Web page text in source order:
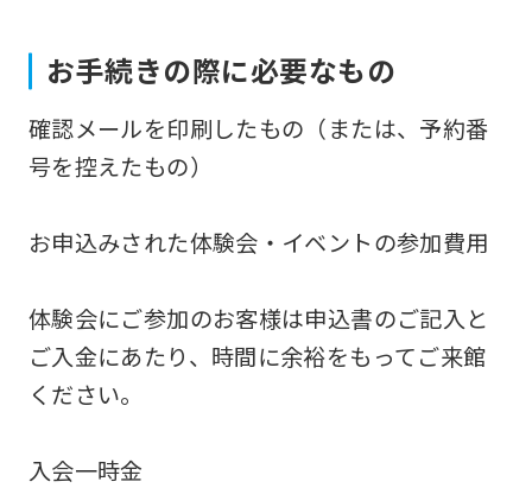
お手続きの際に必要なもの
確認メールを印刷したもの（または、予約番
号を控えたもの）
お申込みされた体験会・イベントの参加費用
体験会にご参加のお客様は申込書のご記入と
ご入金にあたり、時間に余裕をもってご来館
ください。
入会一時金
be
mechanically,
may
be
an